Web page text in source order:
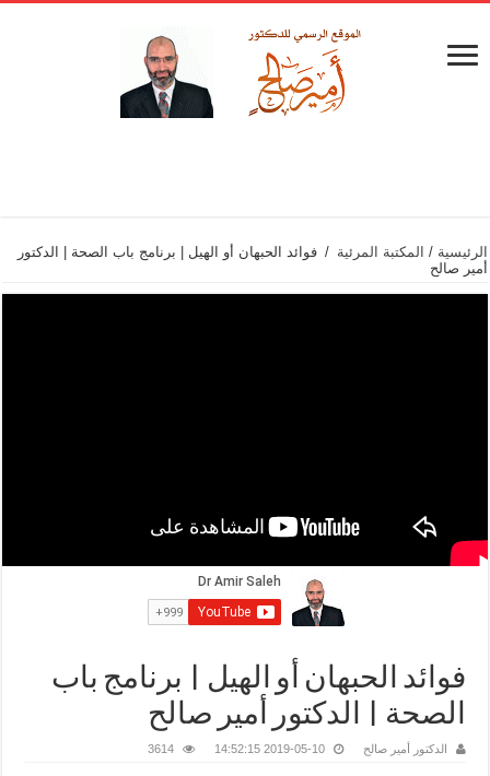
الرئيسية / المكتبة المرئية / فوائد الحبهان أو الهيل | برنامج باب الصحة | الدكتور
أمير صالح
فوائد الحبهان أو الهيل | برنامج باب
الصحة | الدكتور أمير صالح
الدكتور أمير صالح 2019-05-10 14:52:15
3614